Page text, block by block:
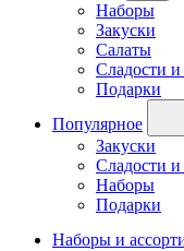
Наборы
Закуски
Салаты
Сладости
Подарки
Популярное
Закуски
Сладости
Наборы
Подарки
Наборы и